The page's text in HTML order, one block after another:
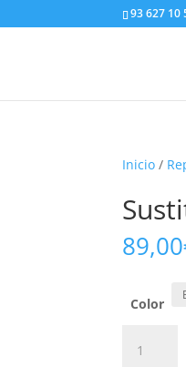
93 627 10
Inicio /
89,00
Color
Conector